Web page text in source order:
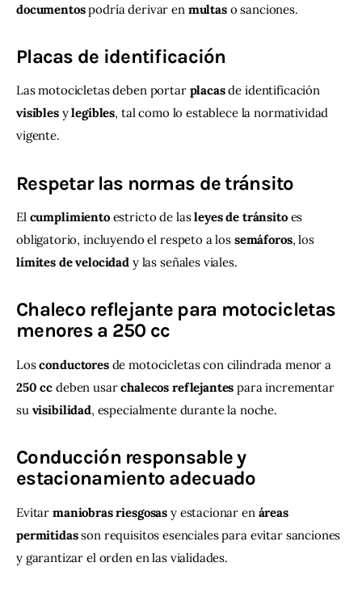
documentos podría derivar en multas o sanciones.
Placas de identificación
Las motocicletas deben portar placas de identificación
visibles y legibles, tal como lo establece la normatividad
vigente.
Respetar las normas de tránsito
El cumplimiento estricto de las leyes de tránsito es
obligatorio, incluyendo el respeto a los semáforos, los
límites de velocidad y las señales viales.
Chaleco reflejante para motocicletas
menores a 250 cc
Los conductores de motocicletas con cilindrada menor a
250 cc deben usar chalecos reflejantes para incrementar
su visibilidad, especialmente durante la noche.
Conducción responsable y
estacionamiento adecuado
Evitar maniobras riesgosas y estacionar en áreas
permitidas son requisitos esenciales para evitar sanciones
y garantizar el orden en las vialidades.